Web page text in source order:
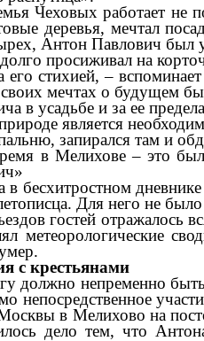
Чеховых работает не
деревья, мечтал
Антон Павлович
просиживал на
его стихией, –
мечтах о будущем
в усадьбе и за ее
является
запирался там и
в Мелихове – это
в бесхитростном
Для него не
гостей
метеорологические
с крестьянами
должно непременно
непосредственное
в Мелихово на
дело тем, что